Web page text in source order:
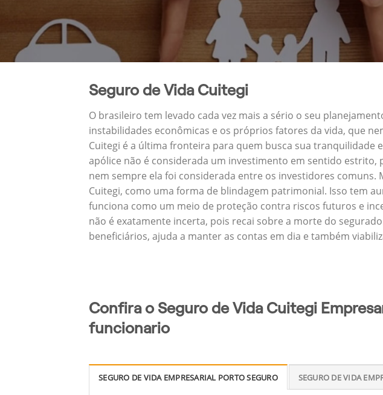
Seguro de Vida Cuitegi
O brasileiro tem levado cada vez mais a sério o seu
instabilidades econômicas e os próprios fatores da vida, que
Cuitegi é a última fronteira para quem busca sua tranquilidade
apólice não é considerada um investimento em sentido
nem sempre ela foi considerada entre os investidores comuns.
Cuitegi, como uma forma de blindagem patrimonial. Isso tem
funciona como um meio de proteção contra riscos futuros e
não é exatamente incerta, pois recai sobre a morte do
beneficiários, ajuda a manter as contas em dia e também
Confira o Seguro de Vida Cuitegi
funcionario
SEGURO DE VIDA EMPRESARIAL PORTO SEGURO SEGURO DE VIDA